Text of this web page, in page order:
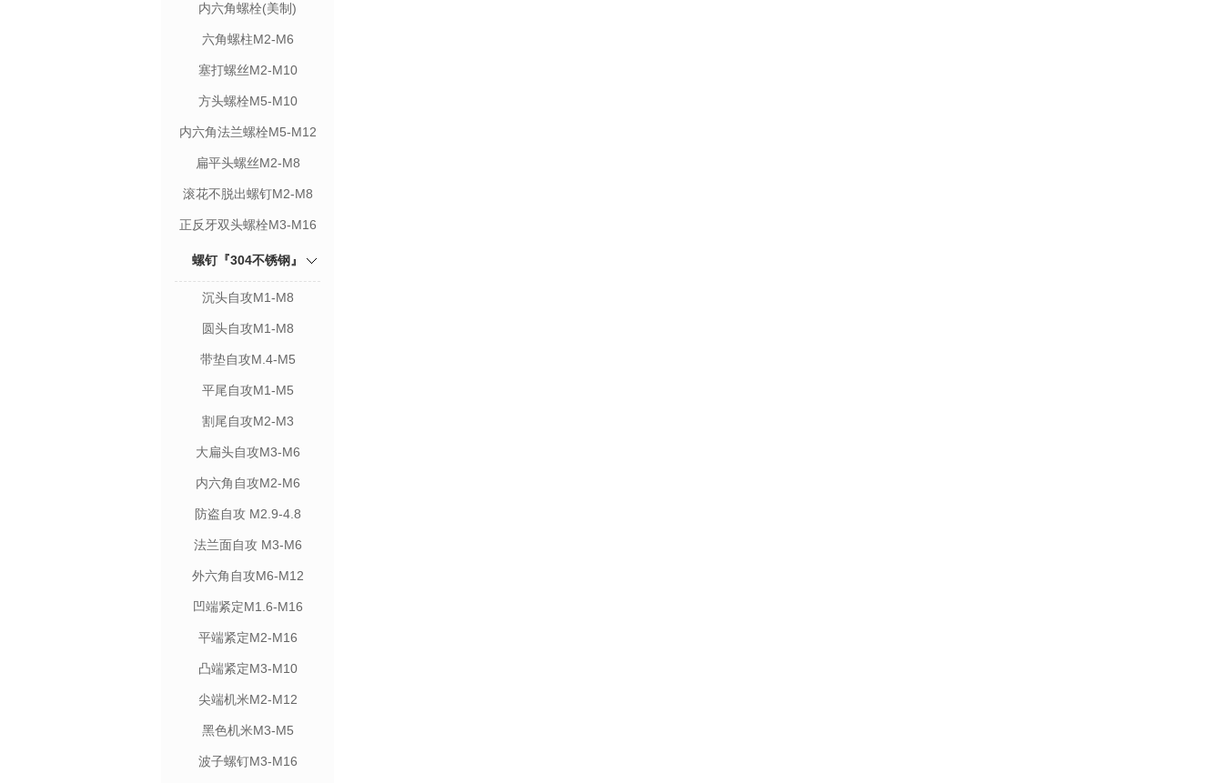
内六角螺栓(美制)
六角螺柱M2-M6
塞打螺丝M2-M10
方头螺栓M5-M10
内六角法兰螺栓M5-M12
扁平头螺丝M2-M8
滚花不脱出螺钉M2-M8
正反牙双头螺栓M3-M16
螺钉『304不锈钢』
沉头自攻M1-M8
圆头自攻M1-M8
带垫自攻M.4-M5
平尾自攻M1-M5
割尾自攻M2-M3
大扁头自攻M3-M6
内六角自攻M2-M6
防盗自攻 M2.9-4.8
法兰面自攻 M3-M6
外六角自攻M6-M12
凹端紧定M1.6-M16
平端紧定M2-M16
凸端紧定M3-M10
尖端机米M2-M12
黑色机米M3-M5
波子螺钉M3-M16